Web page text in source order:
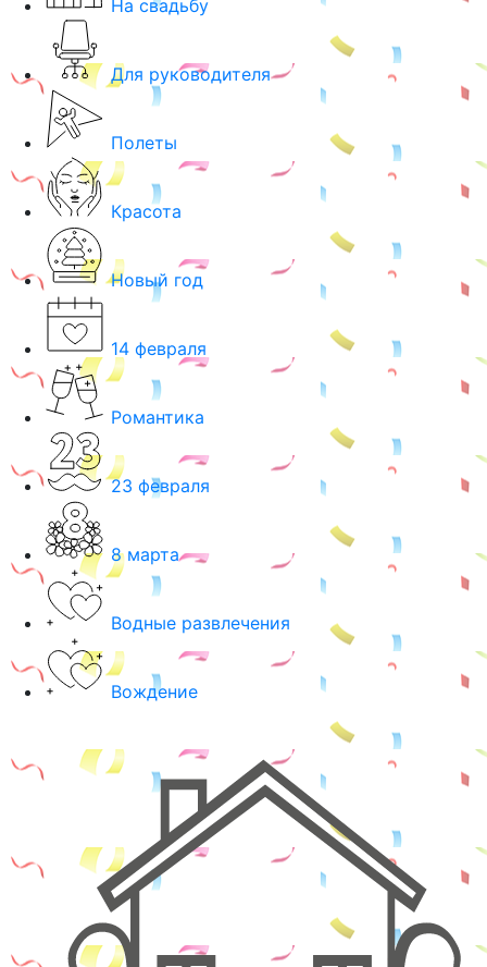
На свадьбу
Для руководителя
Полеты
Красота
Новый год
14 февраля
Романтика
23 февраля
8 марта
Водные развлечения
Вождение